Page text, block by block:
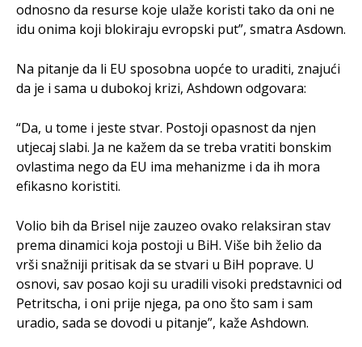
odnosno da resurse koje ulaže koristi tako da oni ne
idu onima koji blokiraju evropski put”, smatra Asdown.
Na pitanje da li EU sposobna uopće to uraditi, znajući
da je i sama u dubokoj krizi, Ashdown odgovara:
“Da, u tome i jeste stvar. Postoji opasnost da njen
utjecaj slabi. Ja ne kažem da se treba vratiti bonskim
ovlastima nego da EU ima mehanizme i da ih mora
efikasno koristiti.
Volio bih da Brisel nije zauzeo ovako relaksiran stav
prema dinamici koja postoji u BiH. Više bih želio da
vrši snažniji pritisak da se stvari u BiH poprave. U
osnovi, sav posao koji su uradili visoki predstavnici od
Petritscha, i oni prije njega, pa ono što sam i sam
uradio, sada se dovodi u pitanje”, kaže Ashdown.